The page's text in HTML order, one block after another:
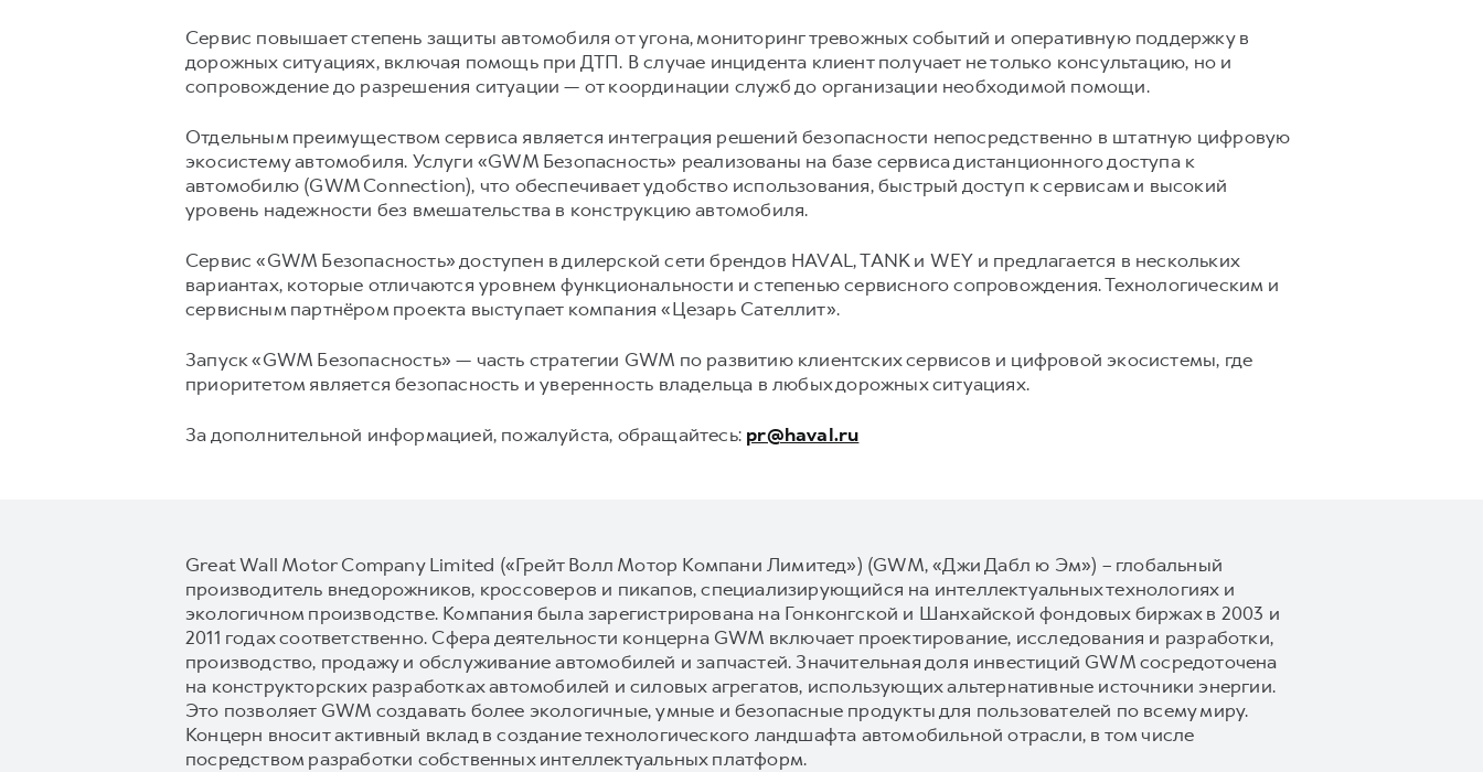
Сервис повышает степень защиты автомобиля от угона, мониторинг тревожных событий и оперативную поддержку в
дорожных ситуациях, включая помощь при ДТП. В случае инцидента клиент получает не только консультацию, но и
сопровождение до разрешения ситуации — от координации служб до организации необходимой помощи.
Отдельным преимуществом сервиса является интеграция решений безопасности непосредственно в штатную цифровую
экосистему автомобиля. Услуги «GWM Безопасность» реализованы на базе сервиса дистанционного доступа к
автомобилю (GWM Connection), что обеспечивает удобство использования, быстрый доступ к сервисам и высокий
уровень надежности без вмешательства в конструкцию автомобиля.
Сервис «GWM Безопасность» доступен в дилерской сети брендов HAVAL, TANK и WEY и предлагается в нескольких
вариантах, которые отличаются уровнем функциональности и степенью сервисного сопровождения. Технологическим и
сервисным партнёром проекта выступает компания «Цезарь Сателлит».
Запуск «GWM Безопасность» — часть стратегии GWM по развитию клиентских сервисов и цифровой экосистемы, где
приоритетом является безопасность и уверенность владельца в любых дорожных ситуациях.
За дополнительной информацией, пожалуйста, обращайтесь: pr@haval.ru
Great Wall Motor Company Limited («Грейт Волл Мотор Компани Лимитед») (GWM, «Джи Дабл ю Эм») – глобальный
производитель внедорожников, кроссоверов и пикапов, специализирующийся на интеллектуальных технологиях и
экологичном производстве. Компания была зарегистрирована на Гонконгской и Шанхайской фондовых биржах в 2003 и
2011 годах соответственно. Сфера деятельности концерна GWM включает проектирование, исследования и разработки,
производство, продажу и обслуживание автомобилей и запчастей. Значительная доля инвестиций GWM сосредоточена
на конструкторских разработках автомобилей и силовых агрегатов, использующих альтернативные источники энергии.
Это позволяет GWM создавать более экологичные, умные и безопасные продукты для пользователей по всему миру.
Концерн вносит активный вклад в создание технологического ландшафта автомобильной отрасли, в том числе
посредством разработки собственных интеллектуальных платформ.